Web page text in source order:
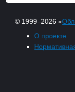
© 1999–2026 «
О проекте